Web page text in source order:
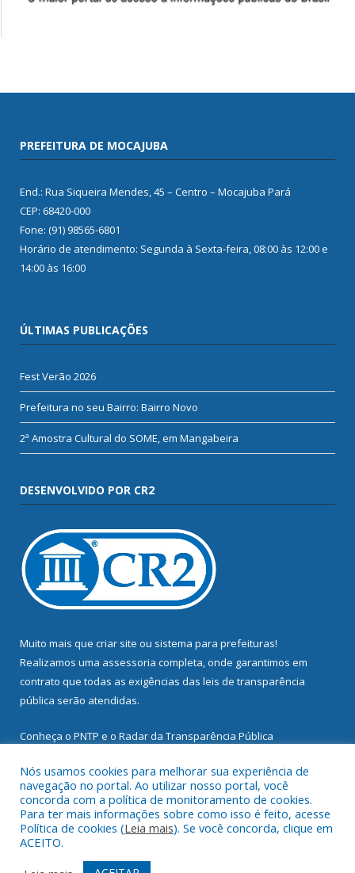
PREFEITURA DE MOCAJUBA
End.: Rua Siqueira Mendes, 45 – Centro – Mocajuba Pará
CEP: 68420-000
Fone: (91) 98565-6801
Horário de atendimento: Segunda à Sexta-feira, 08:00 às 12:00 e
14:00 às 16:00
ÚLTIMAS PUBLICAÇÕES
Fest Verão 2026
Prefeitura no seu Bairro: Bairro Novo
2ª Amostra Cultural do SOME, em Mangabeira
DESENVOLVIDO POR CR2
Muito mais que criar site ou sistema para prefeituras!
Realizamos uma assessoria completa, onde garantimos em
contrato que todas as exigências das leis de transparência
pública serão atendidas.
Conheça o PNTP e o Radar da Transparência Pública
Todos os direitos reservados a Prefeitura Municipal de
Mocajuba.
Nós usamos cookies para melhorar sua experiência de
navegação no portal. Ao utilizar nosso portal, você
concorda com a política de monitoramento de cookies.
Para ter mais informações sobre como isso é feito, acesse
Política de cookies (Leia mais). Se você concorda, clique em
ACEITO.